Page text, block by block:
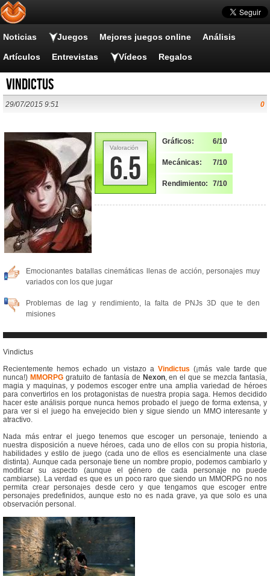
Noticias Juegos Mejores juegos online Análisis
Artículos Entrevistas Vídeos Regalos
Vindictus
29/07/2015 9:51 0
6.5
Valoración
Gráficos: 6/10
Mecánicas: 7/10
Rendimiento: 7/10
Emocionantes batallas cinemáticas llenas de acción, personajes muy
variados con los que jugar
Problemas de lag y rendimiento, la falta de PNJs 3D que te den
misiones
Vindictus
Recientemente hemos echado un vistazo aVindictus (¡más vale tarde que
nunca!) MMORPGgratuito de fantasía de Nexon, en el que se mezcla fantasía,
magia y maquinas, y podemos escoger entre una amplia variedad de héroes
para convertirlos en los protagonistas de nuestra propia saga. Hemos decidido
hacer este análisis porque nunca hemos probado el juego de forma extensa, y
para ver si el juego ha envejecido bien y sigue siendo un MMO interesante y
atractivo.
Nada más entrar el juego tenemos que escoger un personaje, teniendo a
nuestra disposición a nueve héroes, cada uno de ellos con su propia historia,
habilidades y estilo de juego (cada uno de ellos es esencialmente una clase
distinta). Aunque cada personaje tiene un nombre propio, podemos cambiarlo y
modificar su aspecto (aunque el género de cada personaje no puede
cambiarse). La verdad es que es un poco raro que siendo un MMORPG no nos
permita crear personajes desde cero y que tengamos que escoger entre
personajes predefinidos, aunque esto no es nada grave, ya que solo es una
observación personal.